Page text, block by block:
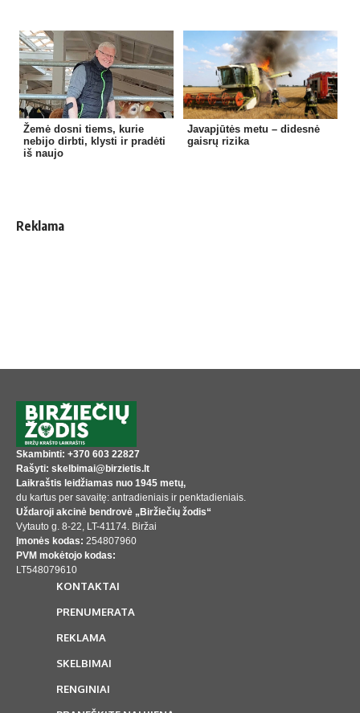
Žemė dosni tiems, kurie
nebijo dirbti, klysti ir pradėti
iš naujo
Javapjūtės metu – didesnė
gaisrų rizika
Reklama
Skambinti: +370 603 22827
Rašyti: skelbimai@birzietis.lt
Laikraštis leidžiamas nuo 1945 metų,
du kartus per savaitę: antradieniais ir penktadieniais.
Uždaroji akcinė bendrovė „Biržiečių žodis“
Vytauto g. 8-22, LT-41174. Biržai
Įmonės kodas: 254807960
PVM mokėtojo kodas:
LT548079610
KONTAKTAI
PRENUMERATA
REKLAMA
SKELBIMAI
RENGINIAI